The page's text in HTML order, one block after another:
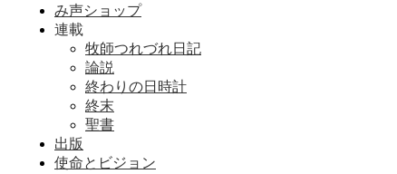
み声ショップ
連載
牧師つれづれ日記
論説
終わりの日時計
終末
聖書
出版
使命とビジョン